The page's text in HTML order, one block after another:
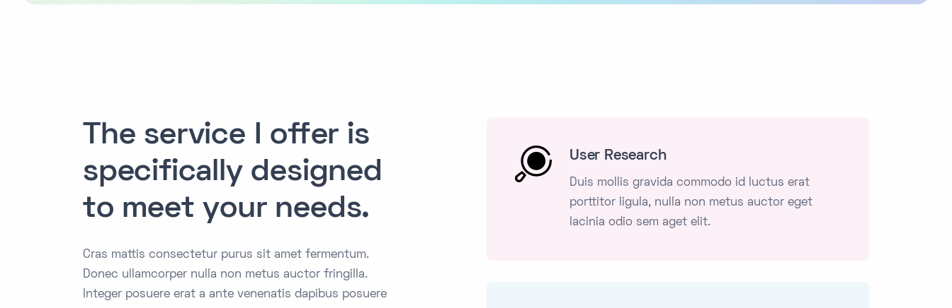
The service I offer is
specifically designed
to meet your needs.
Cras mattis consectetur purus sit amet fermentum.
Donec ullamcorper nulla non metus auctor fringilla.
Integer posuere erat a ante venenatis dapibus posuere
User Research
Duis mollis gravida commodo id luctus erat
porttitor ligula, nulla non metus auctor eget
lacinia odio sem aget elit.